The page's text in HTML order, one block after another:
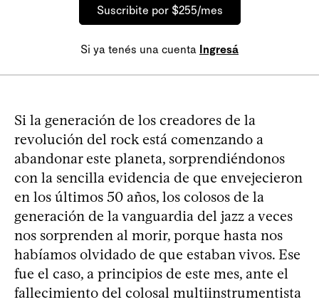
Suscribite por $255/mes
Si ya tenés una cuenta Ingresá
Si la generación de los creadores de la
revolución del rock está comenzando a
abandonar este planeta, sorprendiéndonos
con la sencilla evidencia de que envejecieron
en los últimos 50 años, los colosos de la
generación de la vanguardia del jazz a veces
nos sorprenden al morir, porque hasta nos
habíamos olvidado de que estaban vivos. Ese
fue el caso, a principios de este mes, ante el
fallecimiento del colosal multiinstrumentista